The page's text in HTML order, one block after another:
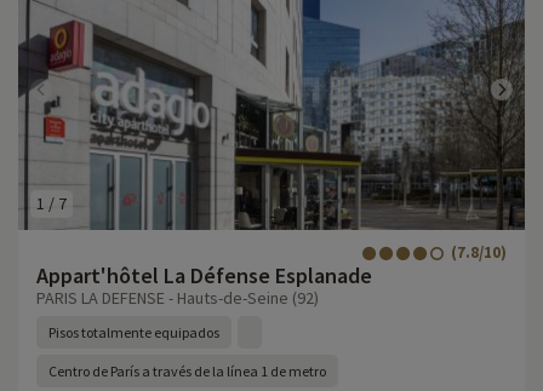
1 / 7
Appart'hôtel La Défense Esplanade
(7.8/10)
PARIS LA DEFENSE - Hauts-de-Seine (92)
Pisos totalmente equipados
Centro de París a través de la línea 1 de metro